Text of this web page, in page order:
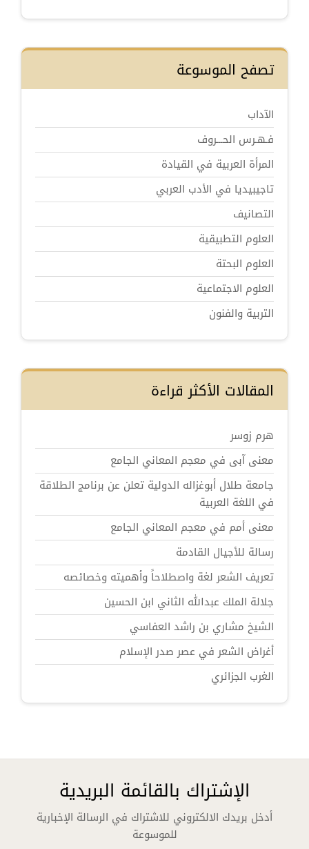
تصفح الموسوعة
الآداب
فـهـرس الحـــروف
المرأة العربية في القيادة
تاجيبيديا في الأدب العربي
التصانيف
العلوم التطبيقية
العلوم البحتة
العلوم الاجتماعية
التربية والفنون
المقالات الأكثر قراءة
هرم زوسر
معنى آبى في معجم المعاني الجامع
جامعة طلال أبوغزاله الدولية تعلن عن برنامج الطلاقة
في اللغة العربية
معنى أمم في معجم المعاني الجامع
رسالة للأجيال القادمة
تعريف الشعر لغة واصطلاحاً وأهميته وخصائصه
جلالة الملك عبدالله الثاني ابن الحسين
الشيخ مشاري بن راشد العفاسي
أغراض الشعر في عصر صدر الإسلام
الغرب الجزائري
الإشتراك بالقائمة البريدية
أدخل بريدك الالكتروني للاشتراك في الرسالة الإخبارية
للموسوعة